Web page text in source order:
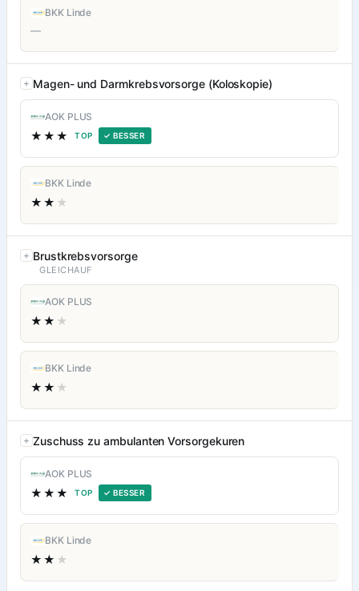
BKK Linde
—
Magen- und Darmkrebsvorsorge (Koloskopie)
AOK PLUS
★★★ TOP ✓ BESSER
BKK Linde
★★ ★
Brustkrebsvorsorge
GLEICHAUF
AOK PLUS
★★ ★
BKK Linde
★★ ★
Zuschuss zu ambulanten Vorsorgekuren
AOK PLUS
★★★ TOP ✓ BESSER
BKK Linde
★★ ★